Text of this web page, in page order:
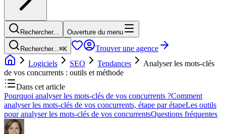
Rechercher... Ouverture du menu
Rechercher...⌘K
Trouver une agence
Logiciels
SEO Tendances
Analyser les mots-clés
de vos concurrents : outils et méthode
Dans cet article
Pourquoi analyser les mots-clés de vos concurrents ?Comment
analyser les mots-clés de vos concurrents, étape par étapeLes outils
pour analyser les mots-clés de vos concurrentsQuestions fréquentes